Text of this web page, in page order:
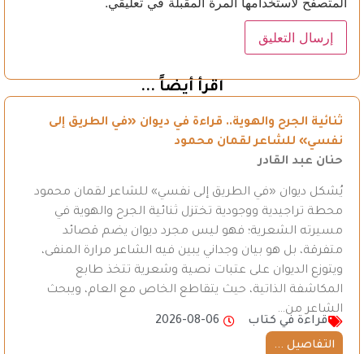
اقرأ أيضاً ...
ثنائية الجرح والهوية.. قراءة في ديوان «في الطريق إلى
نفسي» للشاعر لقمان محمود
حنان عبد القادر
يُشكل ديوان «في الطريق إلى نفسي» للشاعر لقمان محمود
محطة تراجيدية ووجودية تختزل ثنائية الجرح والهوية في
مسيرته الشعرية؛ فهو ليس مجرد ديوان يضم قصائد
متفرقة، بل هو بيان وجداني يبين فيه الشاعر مرارة المنفى،
ويتوزع الديوان على عتبات نصية وشعرية تتخذ طابع
المكاشفة الذاتية، حيث يتقاطع الخاص مع العام، ويبحث
الشاعر من…
قراءة في كتاب
2026-08-06
التفاصيل ...